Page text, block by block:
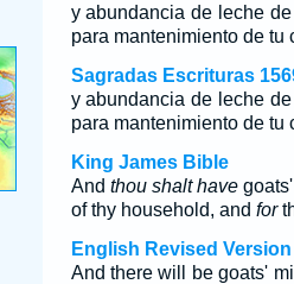
y abundancia de leche
para mantenimiento de tu
Sagradas Escrituras
y abundancia de leche
para mantenimiento de tu
King James Bible
And thou shalt havegoats'
of thy household, and for
English Revised Version
And there will be goats'